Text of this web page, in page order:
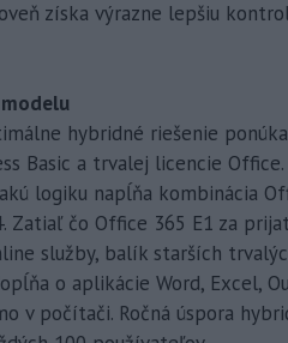
získa výrazne lepšiu
hybridné riešenie
Basic a trvalej licencie Office.
logiku napĺňa kombinácia
Zatiaľ čo Office 365 E1 za
služby, balík starších
o aplikácie Word, Excel,
v počítači. Ročná úspora